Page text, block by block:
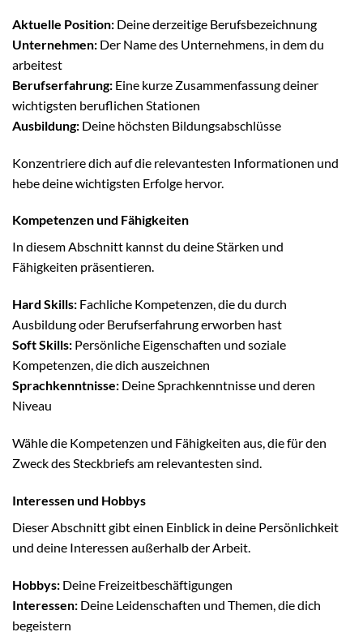
Aktuelle Position: Deine derzeitige Berufsbezeichnung
Unternehmen: Der Name des Unternehmens, in dem du
arbeitest
Berufserfahrung: Eine kurze Zusammenfassung deiner
wichtigsten beruflichen Stationen
Ausbildung: Deine höchsten Bildungsabschlüsse
Konzentriere dich auf die relevantesten Informationen und
hebe deine wichtigsten Erfolge hervor.
Kompetenzen und Fähigkeiten
In diesem Abschnitt kannst du deine Stärken und
Fähigkeiten präsentieren.
Hard Skills: Fachliche Kompetenzen, die du durch
Ausbildung oder Berufserfahrung erworben hast
Soft Skills: Persönliche Eigenschaften und soziale
Kompetenzen, die dich auszeichnen
Sprachkenntnisse: Deine Sprachkenntnisse und deren
Niveau
Wähle die Kompetenzen und Fähigkeiten aus, die für den
Zweck des Steckbriefs am relevantesten sind.
Interessen und Hobbys
Dieser Abschnitt gibt einen Einblick in deine Persönlichkeit
und deine Interessen außerhalb der Arbeit.
Hobbys: Deine Freizeitbeschäftigungen
Interessen: Deine Leidenschaften und Themen, die dich
begeistern